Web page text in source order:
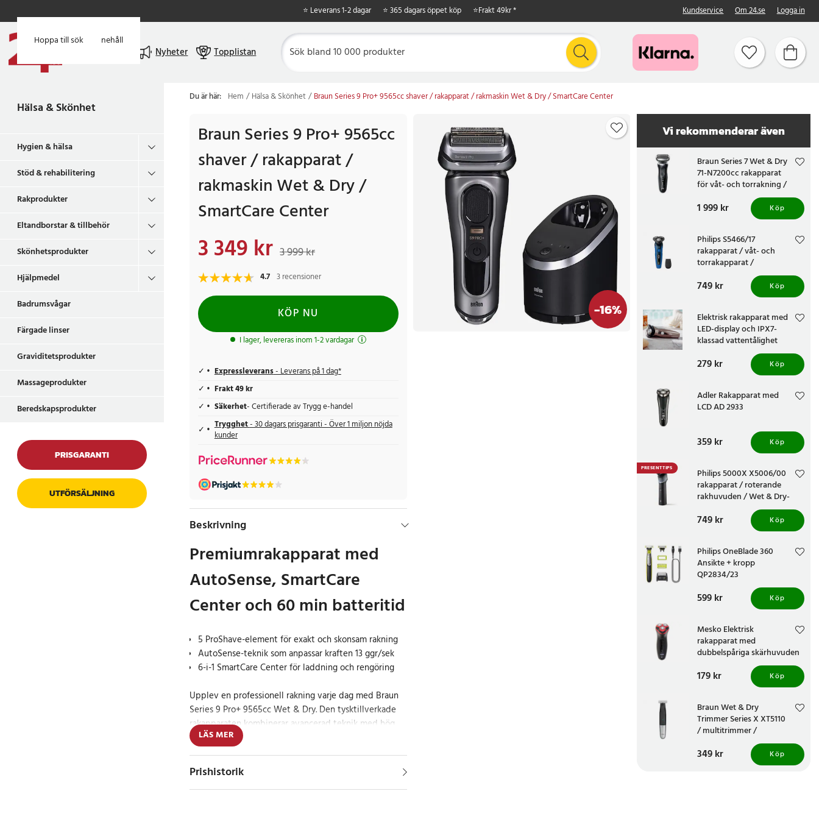
Hoppa till huvudinnehåll
Hoppa till sök
⭐ Leverans 1-2 dagar ⭐ 365 dagars öppet köp ⭐Frakt 49kr * Kundservice Om 24.se Logga in
Nyheter Topplistan
Hälsa & Skönhet
Hygien & hälsa
Stöd & rehabilitering
Rakprodukter
Eltandborstar & tillbehör
Skönhetsprodukter
Hjälpmedel
Badrumsvågar
Färgade linser
Graviditetsprodukter
Massageprodukter
Beredskapsprodukter
PRISGARANTI
UTFÖRSÄLJNING
Du är här: Hem Hälsa & Skönhet Braun Series 9 Pro+ 9565cc shaver / rakapparat / rakmaskin Wet & Dry / SmartCare Center
-16%
Braun Series 9 Pro+ 9565cc
shaver / rakapparat /
rakmaskin Wet & Dry /
SmartCare Center
Nuvarande pris :
3 349 kr 3 999 kr
4.7 3 recensioner
KÖP NU
I lager, levereras inom 1-2 vardagar
Expressleverans- Leverans på 1 dag*
Frakt 49 kr
Säkerhet- Certifierade av Trygg e-handel
Trygghet- 30 dagars prisgaranti - Över 1 miljon nöjda
kunder
Beskrivning
Premiumrakapparat med
AutoSense, SmartCare
Center och 60 min batteritid
5 ProShave-element för exakt och skonsam rakning
AutoSense-teknik som anpassar kraften 13 ggr/sek
6-i-1 SmartCare Center för laddning och rengöring
Upplev en professionell rakning varje dag med Braun
Series 9 Pro+ 9565cc Wet & Dry. Den tysktillverkade
rakapparaten kombinerar avancerad teknik med hög
komfort och levererar en nära och skonsam rakning
oavsett skäggtyp.
De fem specialiserade ProShave-elementen arbetar
tillsammans för att fånga fler hårstrån i varje drag. Det
LÄS MER
Prishistorik
Vi rekommenderar även
Braun Series 7 Wet & Dry
71-N7200cc rakapparat
för våt- och torrakning /
precisionstrimmer
Pris:1 999 kr
1 999 kr Köp
Philips S5466/17
rakapparat / våt- och
torrakapparat /
uppladdningsbar shaver
Pris:749 kr
749 kr Köp
Elektrisk rakapparat med
LED-display och IPX7-
klassad vattentålighet
Pris:279 kr
279 kr Köp
Adler Rakapparat med
LCD AD 2933
Pris:359 kr
359 kr Köp
PRESENTTIPS
Philips 5000X X5006/00
rakapparat / roterande
rakhuvuden / Wet & Dry-
rakning / trimmer och
snabbladdning
Pris:749 kr
749 kr Köp
Philips OneBlade 360
Ansikte + kropp
QP2834/23
Pris:599 kr
599 kr Köp
Mesko Elektrisk
rakapparat med
dubbelspåriga skärhuvuden
Pris :179 kr
179 kr Köp
Braun Wet & Dry
Trimmer Series X XT5110
/ multitrimmer /
kroppstrimmer /
skäggtrimmer
Pris:349 kr
349 kr Köp